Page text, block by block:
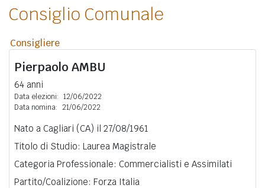
Consiglio Comunale
Consigliere
Pierpaolo AMBU
64 anni
Data elezioni: 12/06/2022
Data nomina: 21/06/2022
Nato a Cagliari (CA) il 27/08/1961
Titolo di Studio: Laurea Magistrale
Categoria Professionale: Commercialisti e Assimilati
Partito/Coalizione: Forza Italia